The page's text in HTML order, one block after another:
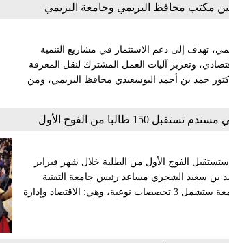
مكتب محافظ البريمي وجامعة البريمي
تهدف إلى دعم الاستثمار في مشاريع التنمية
وتعزيز آليات العمل المشترك لنقل المعرفة
حمد بن أحمد البوسعيدي محافظ البريمي، ومن
150 طالبا من الفوج الأول
ستستقبل الفوج الأول من الطلبة خلال شهر فبراير
2024 م. وقال الدكتور أحمد بن سعيد الشحري مساعد رئيس جامعة التقنية
والعلوم التطبيقية بمسندم لوكالة الأنباء العُمانية: إن الجامعة ستشمل 3 تخصصات نوعية، وهي: الاقتصاد وإدارة